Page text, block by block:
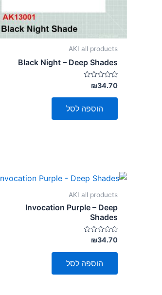
AKI all products
Black Night – Deep Shades
דורג
0
מתוך
₪34.70
הוספה לסל
AKI all products
Invocation Purple – Deep
Shades
דורג
0
מתוך
₪34.70
הוספה לסל